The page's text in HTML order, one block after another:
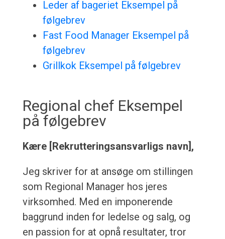
Leder af bageriet Eksempel på
følgebrev
Fast Food Manager Eksempel på
følgebrev
Grillkok Eksempel på følgebrev
Regional chef Eksempel
på følgebrev
Kære [Rekrutteringsansvarligs navn],
Jeg skriver for at ansøge om stillingen
som Regional Manager hos jeres
virksomhed. Med en imponerende
baggrund inden for ledelse og salg, og
en passion for at opnå resultater, tror